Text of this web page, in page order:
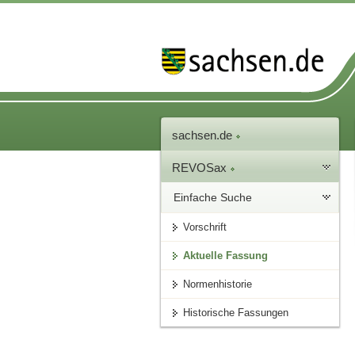
sachsen.de
REVOSax
Einfache Suche
Vorschrift
Aktuelle Fassung
Normenhistorie
Historische Fassungen